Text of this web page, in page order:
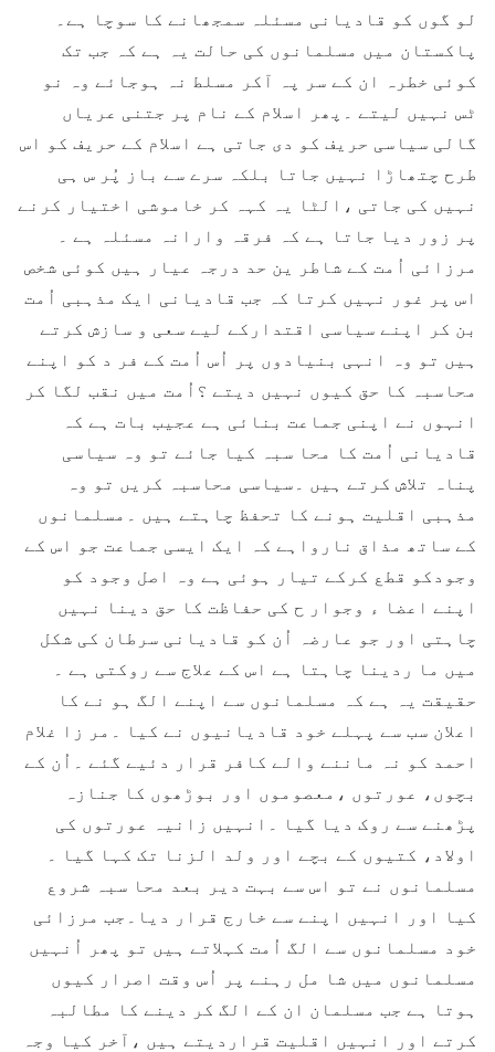
لو گوں کو قادیانی مسئلہ سمجھانے کا سوچا ہے۔
پاکستان میں مسلمانوں کی حالت یہ ہے کہ جب تک
کوئی خطرہ ان کے سر پہ آکر مسلط نہ ہوجائے وہ نو
ٹس نہیں لیتے ۔پھر اسلام کے نام پر جتنی عریاں
گالی سیاسی حریف کو دی جاتی ہے اسلام کے حریف کو اس
طرح چتھاڑا نہیں جاتا بلکہ سرے سے باز پُر س ہی
نہیں کی جاتی ،الٹا یہ کہہ کر خاموشی اختیار کرنے
پر زور دیا جاتا ہے کہ فرقہ وارانہ مسئلہ ہے ۔
مرزائی اُمت کے شاطر ین حد درجہ عیار ہیں کوئی شخص
اس پر غور نہیں کرتا کہ جب قادیانی ایک مذہبی اُمت
بن کر اپنے سیاسی اقتدارکے لیے سعی و سازش کرتے
ہیں تو وہ انہی بنیادوں پر اُس اُمت کے فر د کو اپنے
محاسبہ کا حق کیوں نہیں دیتے ؟اُمت میں نقب لگا کر
انہوں نے اپنی جماعت بنائی ہے عجیب بات ہے کہ
قادیانی اُمت کا محا سبہ کیا جائے تو وہ سیاسی
پناہ تلاش کرتے ہیں ۔سیاسی محاسبہ کریں تو وہ
مذہبی اقلیت ہونے کا تحفظ چاہتے ہیں ۔مسلمانوں
کے ساتھ مذاق نارواہے کہ ایک ایسی جماعت جو اس کے
وجودکو قطع کرکے تیار ہوئی ہے وہ اصل وجود کو
اپنے اعضا ء وجوار ح کی حفاظت کا حق دینا نہیں
چاہتی اور جو عارضہ اُن کو قادیانی سرطان کی شکل
میں ما ردینا چاہتا ہے اس کے علاج سے روکتی ہے ۔
حقیقت یہ ہے کہ مسلمانوں سے اپنے الگ ہو نے کا
اعلان سب سے پہلے خود قادیانیوں نے کیا ۔مر زا غلام
احمد کو نہ ماننے والے کافر قرار دئیے گئے ۔اُن کے
بچوں، عورتوں ،معصوموں اور بوڑھوں کا جنازہ
پڑھنے سے روک دیا گیا ۔انہیں زانیہ عورتوں کی
اولاد، کتیوں کے بچے اور ولد الزنا تک کہا گیا ۔
مسلمانوں نے تو اس سے بہت دیر بعد محا سبہ شروع
کیا اور انہیں اپنے سے خارج قرار دیا۔جب مرزائی
خود مسلمانوں سے الگ اُمت کہلاتے ہیں تو پھر اُنہیں
مسلمانوں میں شا مل رہنے پر اُس وقت اصرار کیوں
ہوتا ہے جب مسلمان ان کے الگ کر دینے کا مطالبہ
کرتے اور انہیں اقلیت قراردیتے ہیں ،آخر کیا وجہ